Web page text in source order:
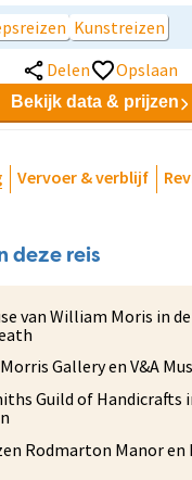
Kunstreizen
Delen
Opslaan
Bekijk data & prijzen
Vervoer & verblijf
deze reis
van William Moris in
Gallery en V&A
Guild of Handicrafts
Rodmarton Manor